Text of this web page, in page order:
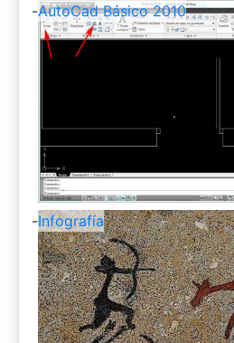
-AutoCad Básico 2010
-Infografía